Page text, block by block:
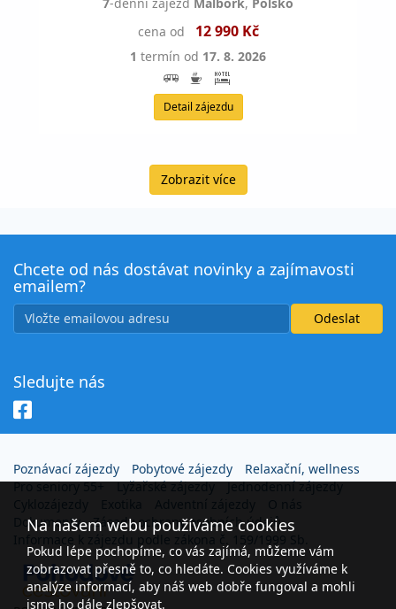
7-denní zájezd Malbork, Polsko
cena od
12 990 Kč
1 termín od 17. 8. 2026
Detail zájezdu
Zobrazit více
Chcete od nás dostávat novinky a zajímavosti
emailem?
Sledujte nás
Poznávací zájezdy Pobytové zájezdy
Relaxační, wellness
Pro seniory 55+
Lyžařské zájezdy
Jednodenní zájezdy
Dokumenty
Zásady ochrany osobních údajů
Informace k zájezdu podle zákona č. 159/1999 Sb.
Na našem webu používáme cookies
Pokud lépe pochopíme, co vás zajímá, můžeme vám
zobrazovat přesně to, co hledáte. Cookies využíváme k
analýze informací, aby náš web dobře fungoval a mohli
jsme ho dále zlepšovat.